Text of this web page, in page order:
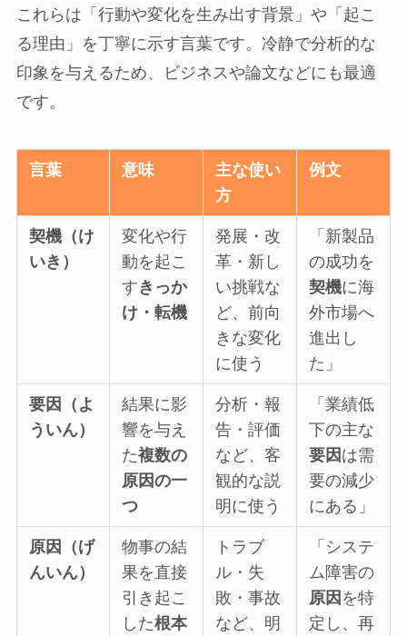
これらは「行動や変化を生み出す背景」や「起こ
る理由」を丁寧に示す言葉です。冷静で分析的な
印象を与えるため、ビジネスや論文などにも最適
です。
言葉 意味
主な使い
方
例文
契機（け
いき）
変化や行
動を起こ
すきっか
け・転機
発展・改
革・新し
い挑戦な
ど、前向
きな変化
に使う
「新製品
の成功を
契機に海
外市場へ
進出し
た」
要因（よ
ういん）
結果に影
響を与え
た複数の
原因の一
つ
分析・報
告・評価
など、客
観的な説
明に使う
「業績低
下の主な
要因 は需
要の減少
にある」
原因（げ
んいん）
物事の結
果を直接
引き起こ
した根本
トラブ
ル・失
敗・事故
など、明
「システ
ム障害の
原因 を特
定し、再